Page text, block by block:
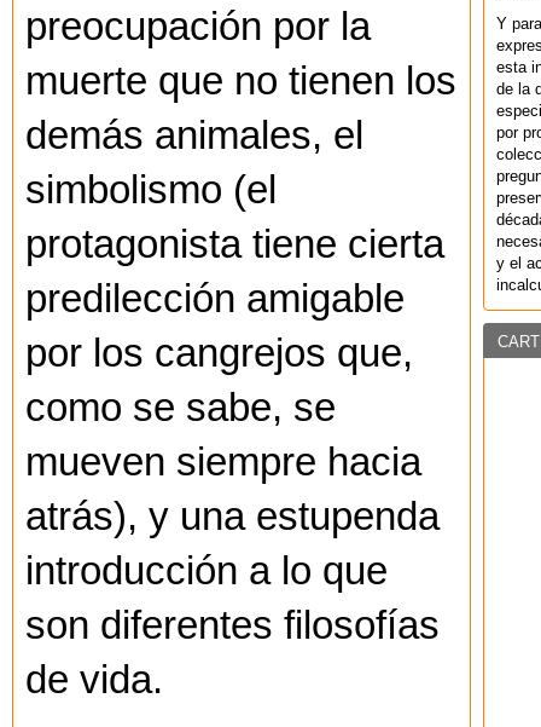
preocupación por la
muerte que no tienen los
demás animales, el
simbolismo (el
protagonista tiene cierta
predilección amigable
por los cangrejos que,
como se sabe, se
mueven siempre hacia
atrás), y una estupenda
introducción a lo que
son diferentes filosofías
de vida.
Y
esta
de la
por
y el